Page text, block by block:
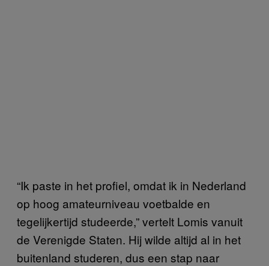
“Ik paste in het profiel, omdat ik in Nederland
op hoog amateurniveau voetbalde en
tegelijkertijd studeerde,” vertelt Lomis vanuit
de Verenigde Staten. Hij wilde altijd al in het
buitenland studeren, dus een stap naar